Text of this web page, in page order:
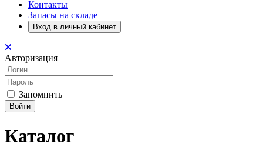
Контакты
Запасы на складе
Вход в личный кабинет
Авторизация
Запомнить
Войти
Каталог